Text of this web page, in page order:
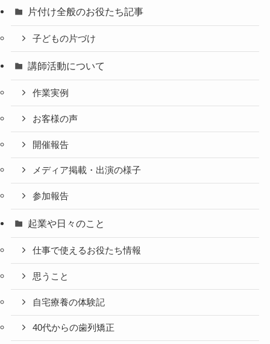
片付け全般のお役たち記事
子どもの片づけ
講師活動について
作業実例
お客様の声
開催報告
メディア掲載・出演の様子
参加報告
起業や日々のこと
仕事で使えるお役たち情報
思うこと
自宅療養の体験記
40代からの歯列矯正